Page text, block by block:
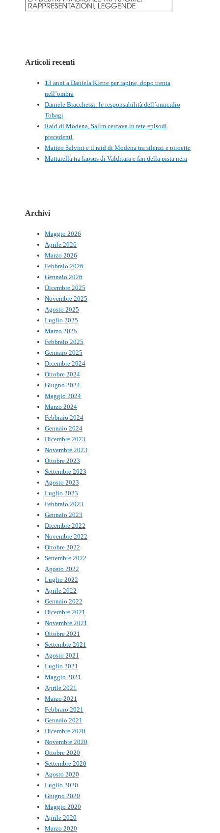
Articoli recenti
13 anni a Daniela Klette per rapine, dopo trenta
nell’ombra
Daniele Biacchessi: le responsabilità dell’omicidio
Tobagi
Raid di Modena, Salim cercava in rete episodi
precedenti
Matteo Salvini e il raid di Modena tra silenzi e piroette
Mattarella tra lapsus di Valditara e fan della pista nera
Archivi
Maggio 2026
Aprile 2026
Marzo 2026
Febbraio 2026
Gennaio 2026
Dicembre 2025
Novembre 2025
Agosto 2025
Luglio 2025
Marzo 2025
Febbraio 2025
Gennaio 2025
Dicembre 2024
Ottobre 2024
Giugno 2024
Maggio 2024
Marzo 2024
Febbraio 2024
Gennaio 2024
Dicembre 2023
Novembre 2023
Ottobre 2023
Settembre 2023
Agosto 2023
Luglio 2023
Febbraio 2023
Gennaio 2023
Dicembre 2022
Novembre 2022
Ottobre 2022
Settembre 2022
Agosto 2022
Luglio 2022
Aprile 2022
Gennaio 2022
Dicembre 2021
Novembre 2021
Ottobre 2021
Settembre 2021
Agosto 2021
Luglio 2021
Maggio 2021
Aprile 2021
Marzo 2021
Febbraio 2021
Gennaio 2021
Dicembre 2020
Novembre 2020
Ottobre 2020
Settembre 2020
Agosto 2020
Luglio 2020
Giugno 2020
Maggio 2020
Aprile 2020
Marzo 2020